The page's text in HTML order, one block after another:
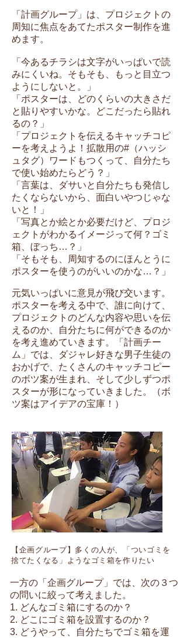
「計画グループ」は、プロジェクトの
周知に焦点をあてたポスター制作を進
めます。
「今あるチラシは文字がいっぱいで読
みにくいね。そもそも、もっと目立つ
ようにしないと。」
「ポスターは、どのくらいの大きさだ
と貼りやすいかな。どこだったら貼れ
るの？」
「プロジェクトを伝えるキャッチコピ
ーを考えようよ！拡散用の#（ハッシ
ュタグ）ワードもつくって、自分たち
で使い始めたらどう？」
「言葉は、ダサいと自分たちも発信し
たくならないから、面白いやつじゃな
いと！」
「写真とか絵とか必要だけど、プロジ
ェクトがわかるイメージって何？ゴミ
箱、ぼっち…？」
「そもそも、周知するのにほんとうに
ポスターを使うのがいいのかな…？」
元気いっぱいに意見が飛び交います。
ポスターを考える中で、誰に向けて、
プロジェクトのどんな内容や思いを伝
えるのか、自分たちに何ができるのか
を考え進めていきます。「計画チー
ム」では、ダジャレ好きな男子生徒の
おかげで、たくさんのキャッチコピー
のボツ案が生まれ、そして少しずつポ
スターが形になっていきました。（ボ
ツ案はアイデアの宝庫！）
【企画グループ】多くの人が、「ついゴミを
捨てたくなる」ようなゴミ箱を作りたい
一方の「企画グループ」では、次の３つ
の問いに絞って考えました。
1. どんなゴミ箱にするのか？
2. どこにゴミ箱を設置するのか？
3. どうやって、自分たちでゴミ箱を運